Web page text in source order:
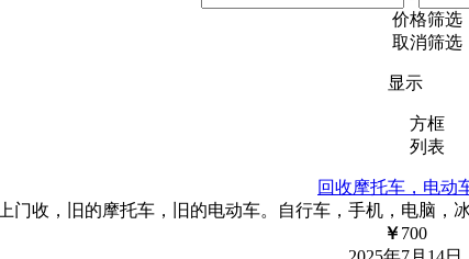
价格筛选
取消筛选
显示
方框
列表
回收摩托车，电动
上门收，旧的摩托车，旧的电动车。自行车，手机，电脑，
￥700